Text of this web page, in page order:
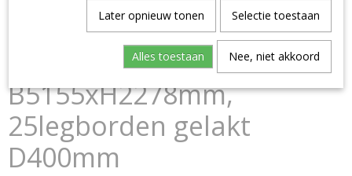
Complete stelling R 3000
B5155xH2278mm,
25legborden gelakt
D400mm
Later opnieuw tonen Selectie toestaan
Alles toestaan Nee, niet akkoord